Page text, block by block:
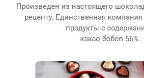
Произведен из настоящего
рецепту. Единственная
продукты с
какао-бобов 56%.